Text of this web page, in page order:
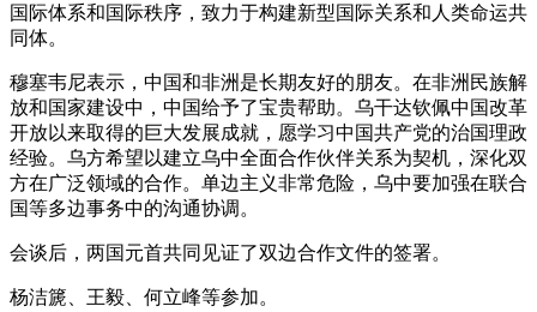
国际体系和国际秩序，致力于构建新型国际关系和人类命运共
同体。
穆塞韦尼表示，中国和非洲是长期友好的朋友。在非洲民族解
放和国家建设中，中国给予了宝贵帮助。乌干达钦佩中国改革
开放以来取得的巨大发展成就，愿学习中国共产党的治国理政
经验。乌方希望以建立乌中全面合作伙伴关系为契机，深化双
方在广泛领域的合作。单边主义非常危险，乌中要加强在联合
国等多边事务中的沟通协调。
会谈后，两国元首共同见证了双边合作文件的签署。
杨洁篪、王毅、何立峰等参加。